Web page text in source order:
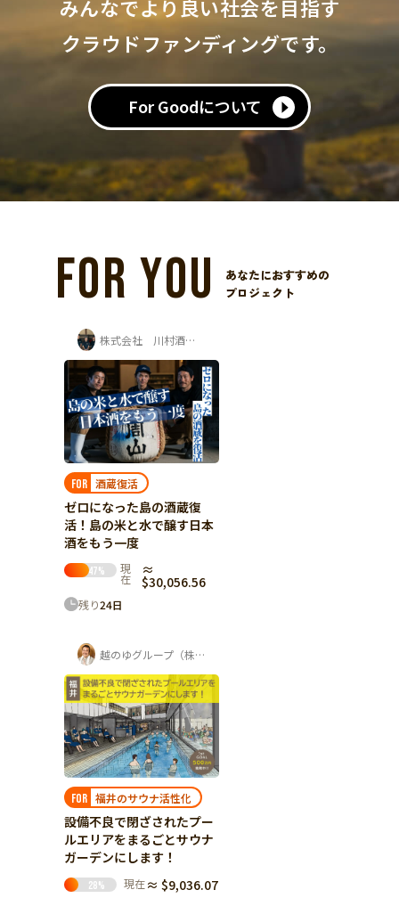
みんなでより良い社会を目指す
クラウドファンディングです。
For Goodについて
FOR YOU
あなたにおすすめの
プロジェクト
株式会社 川村酒造場
FOR 酒蔵復活
ゼロになった島の酒蔵復
活！島の米と水で醸す日本
酒をもう一度
47% 現
在
≈
$30,056.56
残り24日
越のゆグループ（株式会社ユー企画）
FOR 福井のサウナ活性化
設備不良で閉ざされたプー
ルエリアをまるごとサウナ
ガーデンにします！
28% 現在 ≈ $9,036.07